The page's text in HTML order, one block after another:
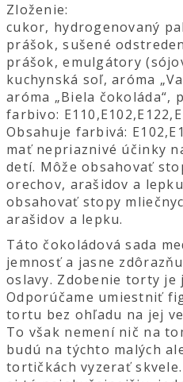
Zloženie:
cukor, hydrogenovaný
prášok, sušené
prášok, emulgátory
kuchynská soľ, aróma
aróma „Biela čokoláda“,
farbivo:
Obsahuje farbivá:
mať nepriaznivé účinky
detí. Môže obsahovať
orechov, arašidov a
obsahovať stopy
arašidov a lepku.
Táto čokoládová sada
jemnosť a jasne
oslavy. Zdobenie torty je
Odporúčame umiestniť
tortu bez ohľadu na jej
To však nemení nič na
budú na týchto malých
tortičkách vyzerať